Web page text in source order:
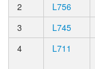
2
L756
3
L745
4
L711